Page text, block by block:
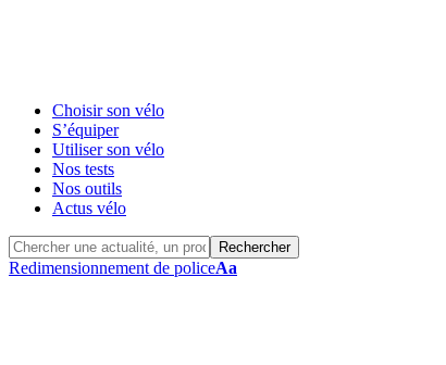
Choisir son vélo
S’équiper
Utiliser son vélo
Nos tests
Nos outils
Actus vélo
Redimensionnement de policeAa